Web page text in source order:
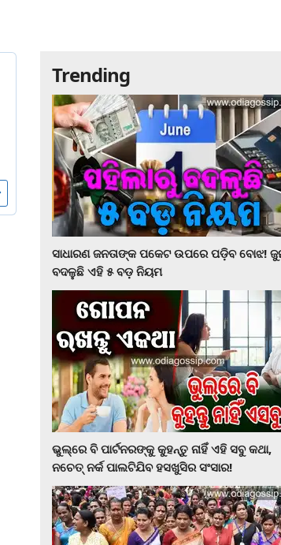
Trending
ସାଧାରଣ ଜନତାଙ୍କ ପକେଟ ଉପରେ ପଡ଼ିବ ବୋଝ!
ବଦଳୁଛି ଏହି ୫ ବଡ଼ ନିୟମ
ଭୁଲ୍‌ରେ ବି ପାର୍ଟନରଙ୍କୁ କୁହନ୍ତୁ ନାହିଁ ଏହି ସବୁ କଥା,
ନଚେତ୍‌ ନର୍କ ପାଲଟିଯିବ ହସଖୁସିର ସଂସାର!